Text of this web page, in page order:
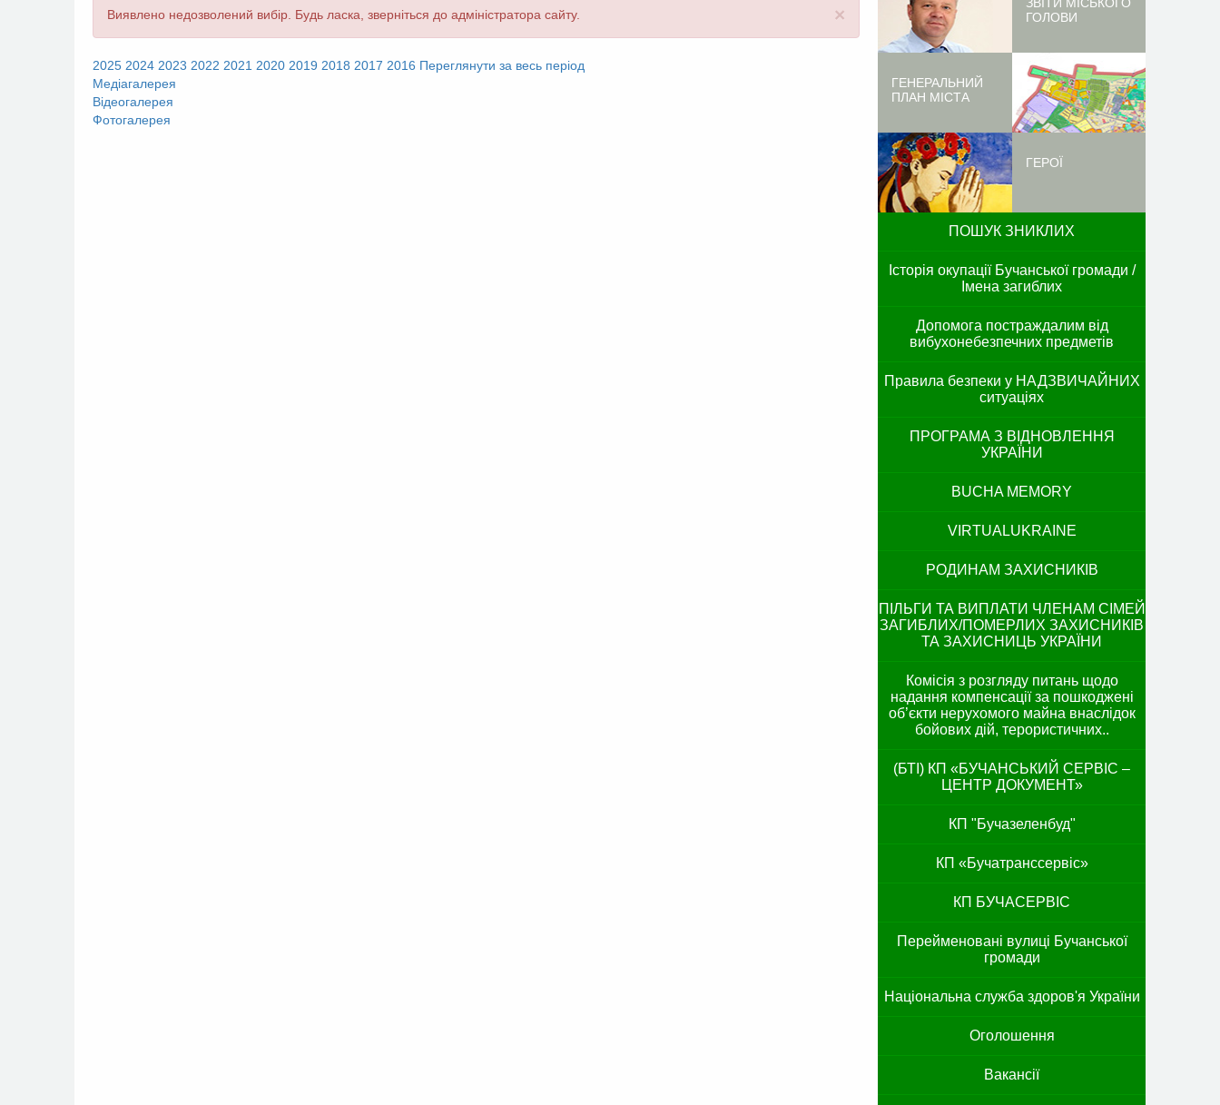
×
Повідомлення
Виявлено недозволений вибір. Будь ласка, зверніться до адміністратора сайту.
2025 2024 2023 2022 2021 2020 2019 2018 2017 2016 Переглянути за весь період
Медіагалерея
Відеогалерея
Фотогалерея
ГОЛОВИ
ГЕНЕРАЛЬНИЙ
ПЛАН МІСТА
ГЕРОЇ
ПОШУК ЗНИКЛИХ
Історія окупації Бучанської громади /
Імена загиблих
Допомога постраждалим від
вибухонебезпечних предметів
Правила безпеки у НАДЗВИЧАЙНИХ
ситуаціях
ПРОГРАМА З ВІДНОВЛЕННЯ
УКРАЇНИ
BUCHA MEMORY
VIRTUALUKRAINE
РОДИНАМ ЗАХИСНИКІВ
ПІЛЬГИ ТА ВИПЛАТИ ЧЛЕНАМ СІМЕЙ
ЗАГИБЛИХ/ПОМЕРЛИХ ЗАХИСНИКІВ
ТА ЗАХИСНИЦЬ УКРАЇНИ
Комісія з розгляду питань щодо
надання компенсації за пошкоджені
об’єкти нерухомого майна внаслідок
бойових дій, терористичних..
(БТІ) КП «БУЧАНСЬКИЙ СЕРВІС –
ЦЕНТР ДОКУМЕНТ»
КП "Бучазеленбуд"
КП «Бучатранссервіс»
КП БУЧАСЕРВІС
Перейменовані вулиці Бучанської
громади
Національна служба здоров'я України
Оголошення
Вакансії